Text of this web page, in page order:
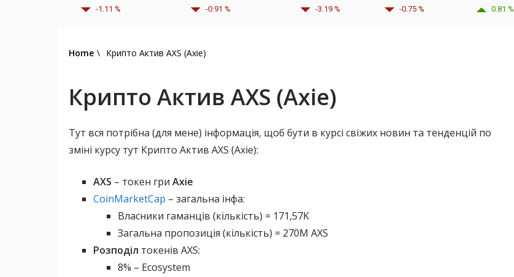
-1.11 % -0.91 % -3.19 % -0.75 % 0.81 %
Home \ Крипто Актив AXS (Axie)
Крипто Актив AXS (Axie)
Тут вся потрібна (для мене) інформація, щоб бути в курсі свіжих новин та тенденцій по
зміні курсу тут Крипто Актив AXS (Axie):
AXS – токен гри Axie
CoinMarketCap – загальна інфа:
Власники гаманців (кількість) = 171,57K
Загальна пропозиція (кількість) = 270M AXS
Розподіл токенів AXS:
8% – Ecosystem